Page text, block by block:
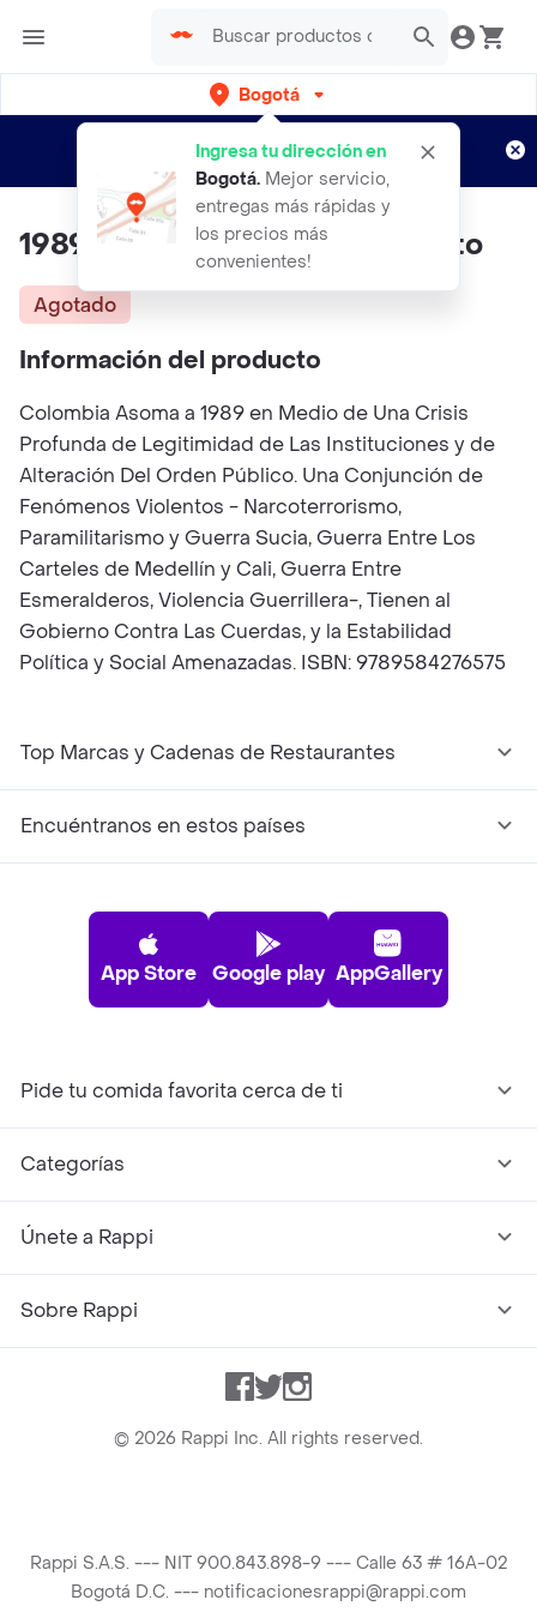
Bogotá
Ingresa tu dirección en
Bogotá. Mejor servicio,
entregas más rápidas y
los precios más
convenientes!
envíos gratis por semanas
Aplican TyC
1989 - María Elvira Samper Nieto
Agotado
Información del producto
Colombia Asoma a 1989 en Medio de Una Crisis
Profunda de Legitimidad de Las Instituciones y de
Alteración Del Orden Público. Una Conjunción de
Fenómenos Violentos - Narcoterrorismo,
Paramilitarismo y Guerra Sucia, Guerra Entre Los
Carteles de Medellín y Cali, Guerra Entre
Esmeralderos, Violencia Guerrillera-, Tienen al
Gobierno Contra Las Cuerdas, y la Estabilidad
Política y Social Amenazadas. ISBN: 9789584276575
Top Marcas y Cadenas de Restaurantes
Encuéntranos en estos países
App Store Google play AppGallery
Pide tu comida favorita cerca de ti
Categorías
Únete a Rappi
Sobre Rappi
Facebook
TwitterInstagram
© 2026 Rappi Inc. All rights reserved.
Rappi S.A.S. --- NIT 900.843.898-9 --- Calle 63 # 16A-02
Bogotá D.C. --- notificacionesrappi@rappi.com